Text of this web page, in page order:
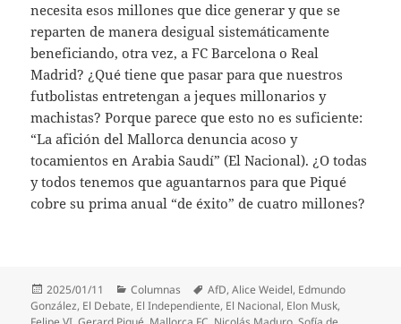
necesita esos millones que dice generar y que se
reparten de manera desigual sistemáticamente
beneficiando, otra vez, a FC Barcelona o Real
Madrid? ¿Qué tiene que pasar para que nuestros
futbolistas entretengan a jeques millonarios y
machistas? Porque parece que esto no es suficiente:
“La afición del Mallorca denuncia acoso y
tocamientos en Arabia Saudí” (El Nacional). ¿O todas
y todos tenemos que aguantarnos para que Piqué
cobre su prima anual “de éxito” de cuatro millones?
Publicado
el
2025/01/11 Categorías
Columnas Etiquetas
AfD,Alice Weidel, Edmundo
González, El Debate, El Independiente, El Nacional, Elon Musk,